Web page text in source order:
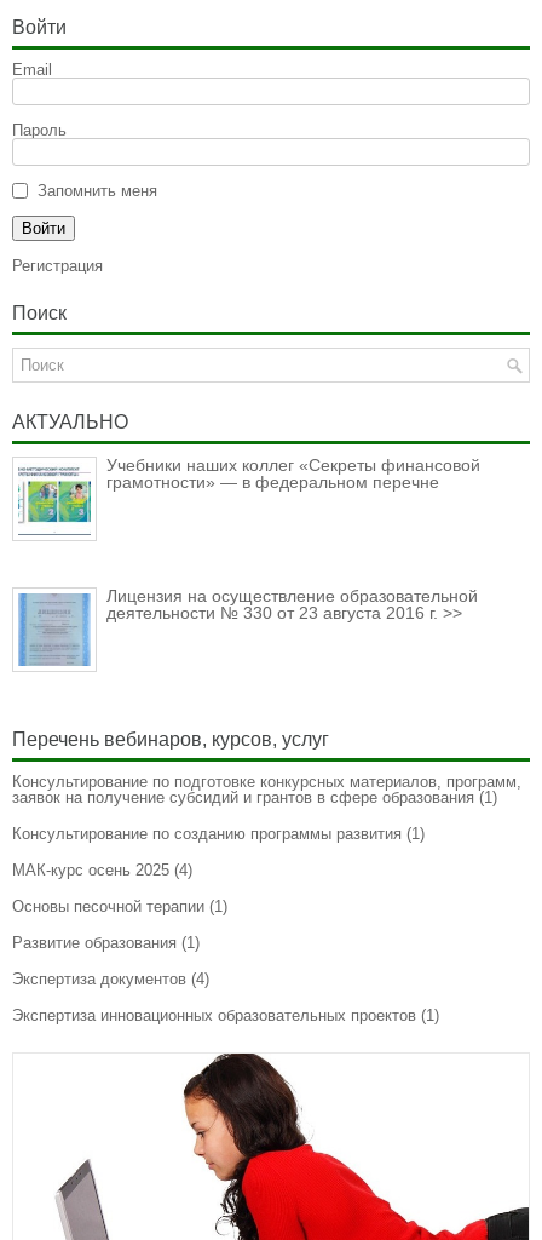
Войти
Email
Пароль
Запомнить меня
Регистрация
Поиск
АКТУАЛЬНО
Учебники наших коллег «Секреты финансовой
грамотности» — в федеральном перечне
Лицензия на осуществление образовательной
деятельности № 330 от 23 августа 2016 г. >>
Перечень вебинаров, курсов, услуг
Консультирование по подготовке конкурсных материалов, программ,
заявок на получение субсидий и грантов в сфере образования (1)
Консультирование по созданию программы развития (1)
МАК-курс осень 2025 (4)
Основы песочной терапии (1)
Развитие образования (1)
Экспертиза документов (4)
Экспертиза инновационных образовательных проектов (1)